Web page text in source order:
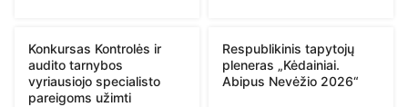
Konkursas Kontrolės ir
audito tarnybos
vyriausiojo specialisto
pareigoms užimti
Respublikinis tapytojų
pleneras „Kėdainiai.
Abipus Nevėžio 2026“